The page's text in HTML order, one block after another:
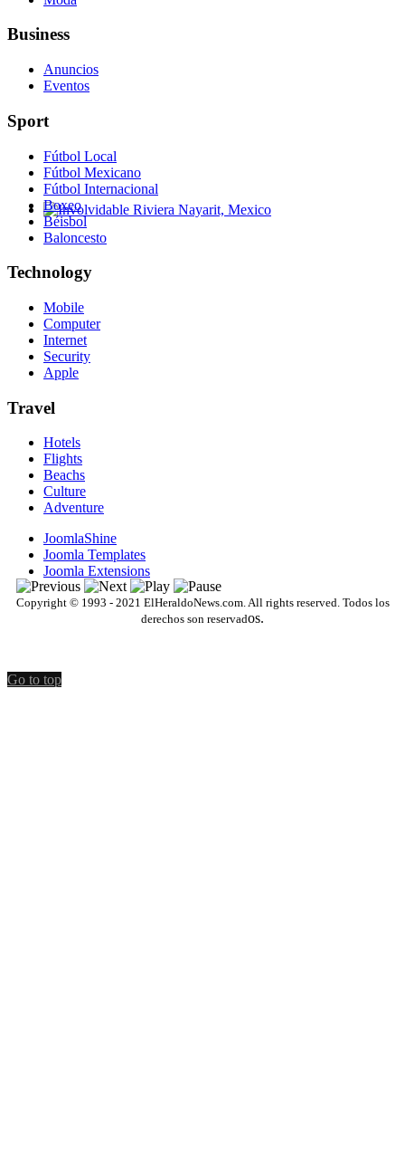
Involvidable Riviera Nayarit, Mexico
Business
Anuncios
Eventos
Sport
Fútbol Local
Fútbol Mexicano
Fútbol Internacional
Boxeo
Béisbol
Baloncesto
Technology
Mobile
Computer
Internet
Security
Apple
Travel
Hotels
Flights
Beachs
Culture
Adventure
JoomlaShine
Joomla Templates
Joomla Extensions
Copyright © 1993 - 2021 ElHeraldoNews.com. All rights reserved. Todos los
derechos son reservados.
Go to top